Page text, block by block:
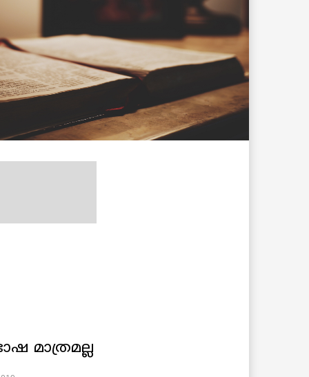
മാത്രമല്ല